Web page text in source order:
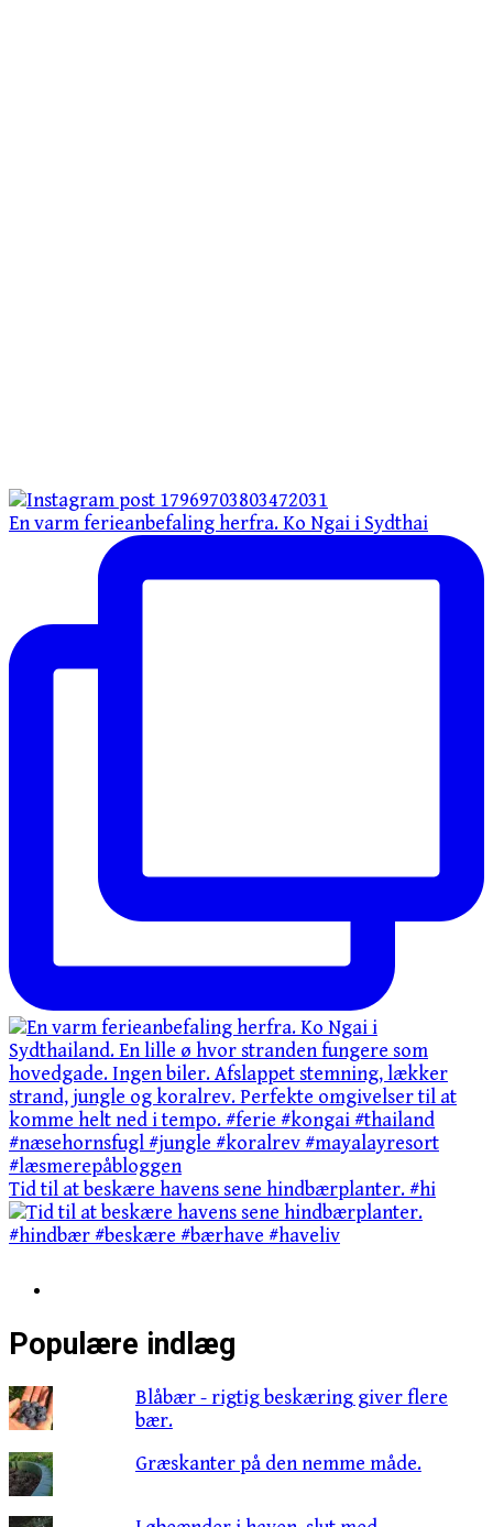
En varm ferieanbefaling herfra. Ko Ngai i Sydthai
Tid til at beskære havens sene hindbærplanter. #hi
Populære indlæg
Blåbær - rigtig beskæring giver flere
bær.
Græskanter på den nemme måde.